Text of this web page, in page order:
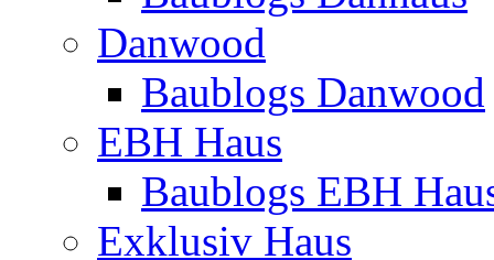
Danwood
Baublogs Danwood
EBH Haus
Baublogs EBH
Exklusiv Haus